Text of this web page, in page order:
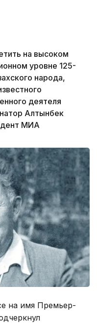
на высоком
уровне 125-
народа,
деятеля
Алтынбек
МИА
на имя Премьер-